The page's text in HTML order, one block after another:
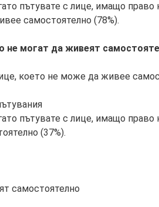
пътувате с лице, имащо право
самостоятелно (78%).
не могат да живеят
което не може да живее
пътувате с лице, имащо право
(37%).
самостоятелно